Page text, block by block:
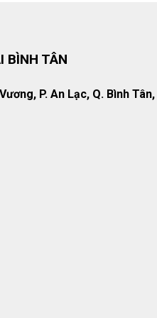
BÌNH TÂN
P. An Lạc, Q. Bình Tân,